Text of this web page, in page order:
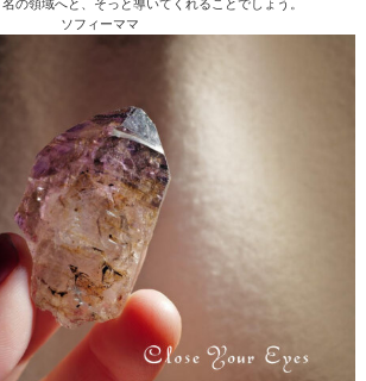
の領域へと、そっと導いてくれることでしょう。
ソフィーママ